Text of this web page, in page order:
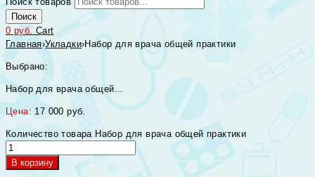
Поиск
0 руб. Cart
Главная›Укладки›Набор для врача общей практики
Выбрано:
Набор для врача общей…
Цена: 17 000 руб.
Количество товара Набор для врача общей практики
В корзину